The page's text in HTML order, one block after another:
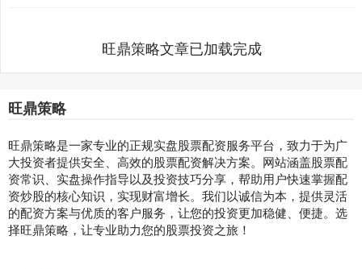
旺鼎策略文章已加载完成
旺鼎策略
旺鼎策略是一家专业的正规实盘股票配资服务平台，致力于为广
大投资者提供安全、高效的股票配资解决方案。网站涵盖股票配
资常识、实盘操作指导以及投资技巧分享，帮助用户快速掌握配
资炒股的核心知识，实现财富增长。我们以诚信为本，提供灵活
的配资方案与优质的客户服务，让您的投资更加稳健、便捷。选
择旺鼎策略，让专业助力您的股票投资之旅！